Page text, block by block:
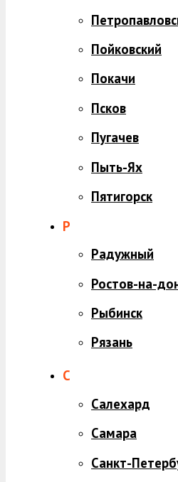
Пойковский
Покачи
Псков
Пугачев
Пыть-Ях
Пятигорск
Р
Радужный
Ростов-на-
Рыбинск
Рязань
С
Салехард
Самара
Санкт-